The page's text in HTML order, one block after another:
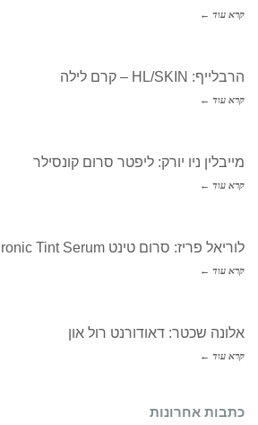
קרא עוד ←
הרבלייף: HL/SKIN – קרם לילה
קרא עוד ←
מייבלין ניו יורק: ליפטר סרום קונסילר
קרא עוד ←
לוריאל פריז: סרום טינט Hyaluronic Tint Serum
קרא עוד ←
אלונה שכטר: דאודורנט רול און
קרא עוד ←
כתבות אחרונות